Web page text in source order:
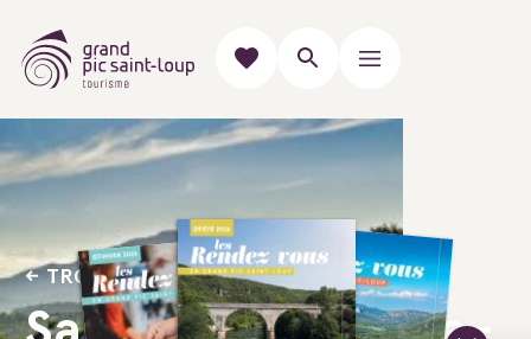
TROUVER VOTRE MONTURE